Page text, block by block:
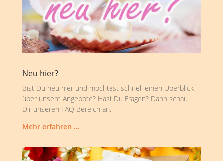
Neu hier?
Bist Du neu hier und möchtest schnell einen Überblick
über unsere Angebote? Hast Du Fragen? Dann schau
Dir unseren FAQ Bereich an.
Mehr erfahren …